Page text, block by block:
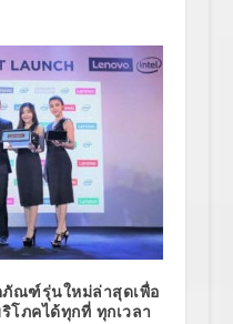
ภัณฑ์รุ่นใหม่ล่าสุดเพื่อ
โภคได้ทุกที่ ทุกเวลา